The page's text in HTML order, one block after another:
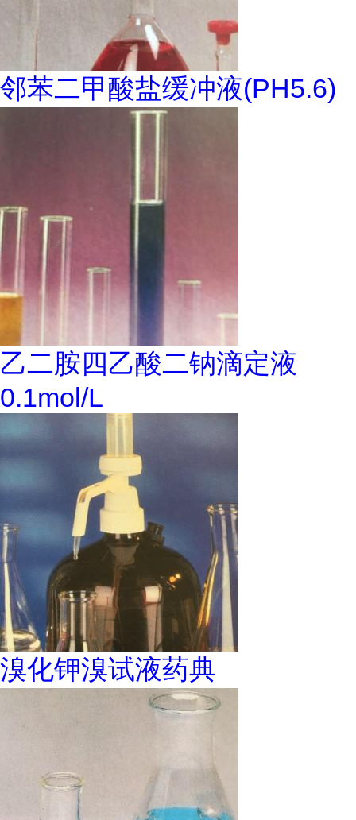
邻苯二甲酸盐缓冲液(PH5.6)
乙二胺四乙酸二钠滴定液
0.1mol/L
溴化钾溴试液药典